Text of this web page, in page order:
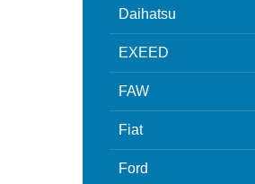
Daihatsu
EXEED
FAW
Fiat
Ford